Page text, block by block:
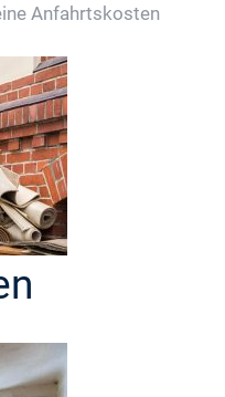
Anfahrtskosten